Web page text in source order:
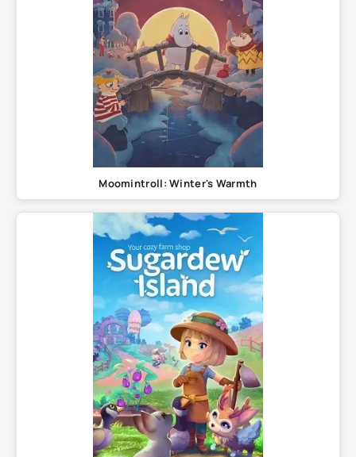
Moomintroll: Winter's Warmth